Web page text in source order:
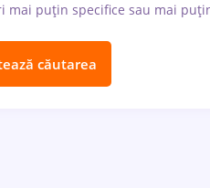
mai puțin specifice sau mai
căutarea